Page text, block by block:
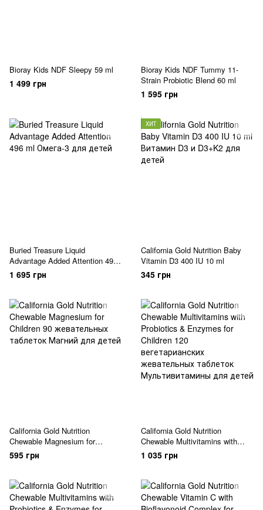
Bioray Kids NDF Sleepy 59 ml
1 499 грн
Bioray Kids NDF Tummy 11-
Strain Probiotic Blend 60 ml
1 595 грн
Buried Treasure Liquid
Advantage Added Attention 496
ml
1 695 грн
ХИТ
California Gold Nutrition Baby
Vitamin D3 400 IU 10 ml
345 грн
California Gold Nutrition
Chewable Magnesium for
Children 90 жевательных
таблеток
595 грн
California Gold Nutrition
Chewable Multivitamins with
Probiotics & Enzymes for
Children 120 вегетарианских
1 035 грн